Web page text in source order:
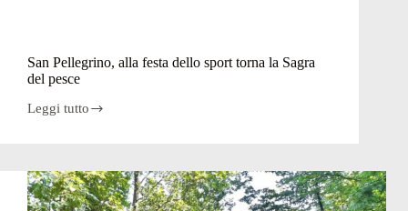
San Pellegrino, alla festa dello sport torna la Sagra
del pesce
Leggi tutto
San
dello
sport
torna